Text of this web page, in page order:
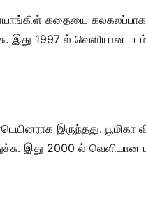
கதையை
இது 1997 ல் வெளியான
இருந்தது.
இது 2000 ல்